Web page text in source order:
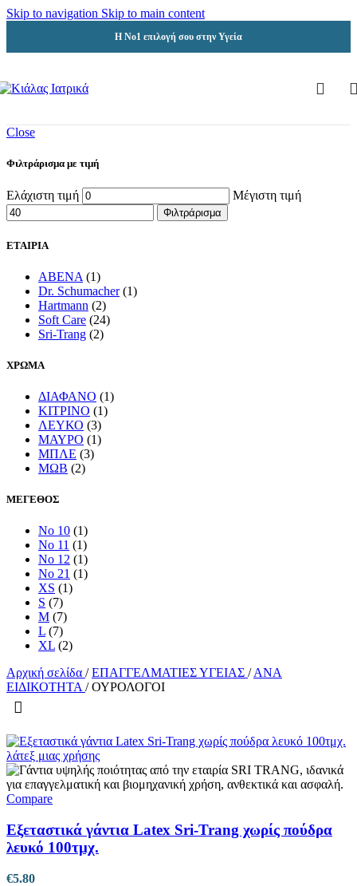
Skip to navigation Skip to main content
Η Νο1 επιλογή σου στην Υγεία
Close
Φιλτράρισμα με τιμή
Ελάχιστη τιμή Μέγιστη τιμή
Φιλτράρισμα
ΕΤΑΙΡΙΑ
ABENA (1)
Dr. Schumacher (1)
Hartmann (2)
Soft Care (24)
Sri-Trang (2)
ΧΡΩΜΑ
ΔΙΑΦΑΝΟ (1)
ΚΙΤΡΙΝΟ (1)
ΛΕΥΚΟ (3)
ΜΑΥΡΟ (1)
ΜΠΛΕ (3)
ΜΩΒ (2)
ΜΕΓΕΘΟΣ
No 10 (1)
No 11 (1)
No 12 (1)
No 21 (1)
XS (1)
S (7)
M (7)
L (7)
XL (2)
Αρχική σελίδα / ΕΠΑΓΓΕΛΜΑΤΙΕΣ ΥΓΕΙΑΣ / ΑΝΑ
ΕΙΔΙΚΟΤΗΤΑ / ΟΥΡΟΛΟΓΟΙ
Compare
Εξεταστικά γάντια Latex Sri-Trang χωρίς πούδρα
λευκό 100τμχ.
€5.80